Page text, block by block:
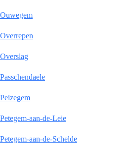
Ouwegem
Overrepen
Overslag
Passchendaele
Peizegem
Petegem-aan-de-Leie
Petegem-aan-de-Schelde